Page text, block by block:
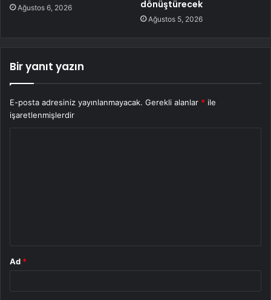
Ağustos 6, 2026 dönüştürecek
Ağustos 5, 2026
Bir yanıt yazın
E-posta adresiniz yayınlanmayacak. Gerekli alanlar * ile
işaretlenmişlerdir
Ad *